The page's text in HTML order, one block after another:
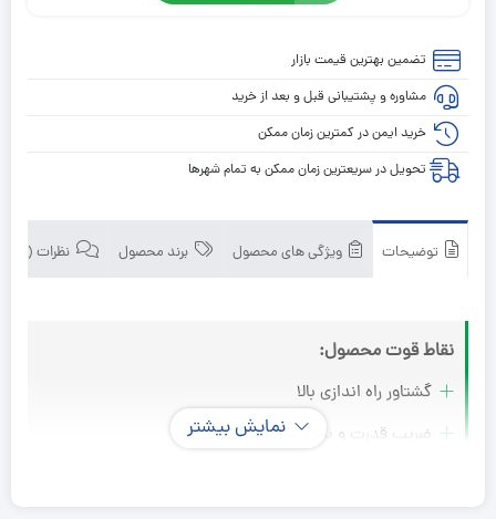
تضمین بهترین قیمت بازار
مشاوره و پشتیبانی قبل و بعد از خرید
خرید ایمن در کمترین زمان ممکن
تحویل در سریعترین زمان ممکن به تمام شهرها
توضیحات ویژگی های محصول برند محصول نظرات (0)
نقاط قوت محصول:
گشتاور راه اندازی بالا
ضریب قدرت و بازده بالانمایش بیشتر